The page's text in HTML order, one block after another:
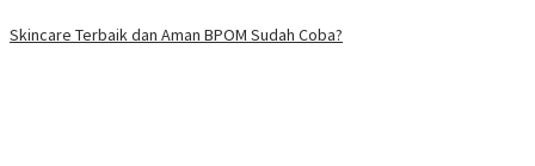
Skincare Terbaik dan Aman BPOM Sudah Coba?